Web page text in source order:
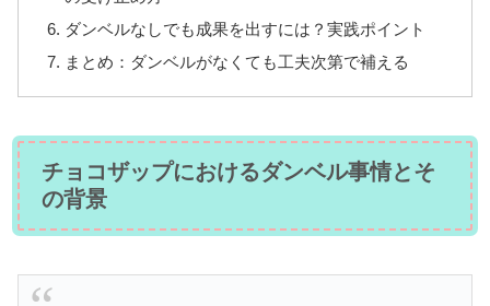
ダンベルなしでも成果を出すには？実践ポイント
まとめ：ダンベルがなくても工夫次第で補える
チョコザップにおけるダンベル事情とそ
の背景